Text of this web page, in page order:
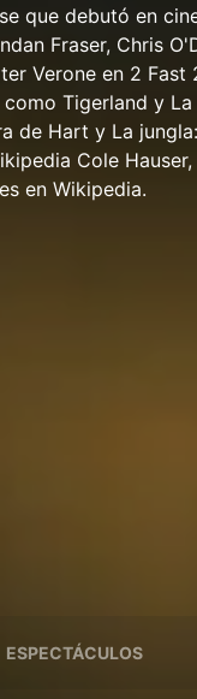
que debutó en
Fraser, Chris
Verone en 2 Fast
Tigerland y
de Hart y La
Cole
en Wikipedia.
ESPECTÁCULOS